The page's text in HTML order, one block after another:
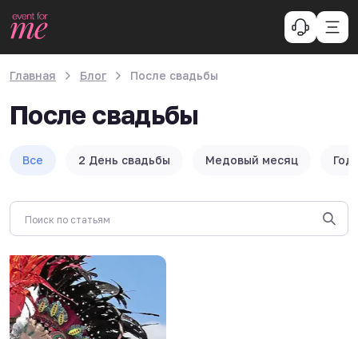
Главная Блог После свадьбы
После свадьбы
Все 2 День свадьбы Медовый месяц